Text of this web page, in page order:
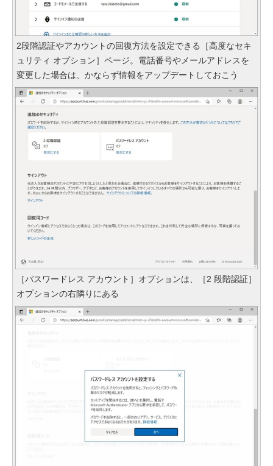
2段階認証やアカウントの回復方法を設定できる［高度なセキ
ュリティ オプション］ページ。電話番号やメールアドレスを
変更した場合は、かならず情報をアップデートしておこう
［パスワードレス アカウント］オプションは、［2 段階認証］
オプションの右隣りにある